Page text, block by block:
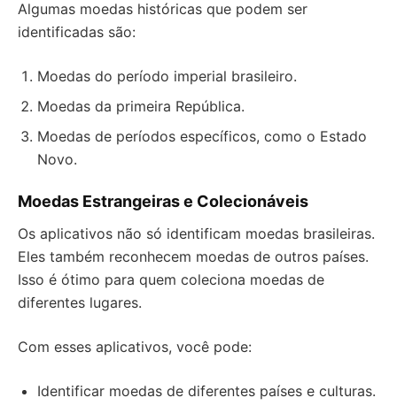
Algumas moedas históricas que podem ser
identificadas são:
Moedas do período imperial brasileiro.
Moedas da primeira República.
Moedas de períodos específicos, como o Estado
Novo.
Moedas Estrangeiras e Colecionáveis
Os aplicativos não só identificam moedas brasileiras.
Eles também reconhecem moedas de outros países.
Isso é ótimo para quem coleciona moedas de
diferentes lugares.
Com esses aplicativos, você pode:
Identificar moedas de diferentes países e culturas.